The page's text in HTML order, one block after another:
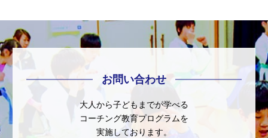
お問い合わせ
大人から子どもまでが学べる
コーチング教育プログラムを
実施しております。